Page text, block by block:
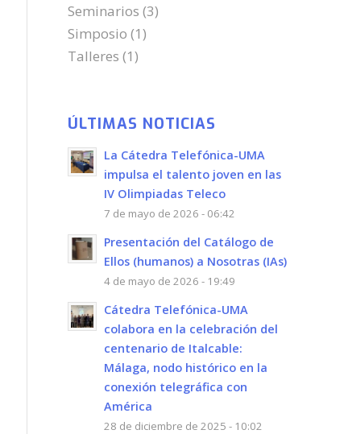
Seminarios (3)
Simposio (1)
Talleres (1)
ÚLTIMAS NOTICIAS
La Cátedra Telefónica-UMA
impulsa el talento joven en las
IV Olimpiadas Teleco
7 de mayo de 2026 - 06:42
Presentación del Catálogo de
Ellos (humanos) a Nosotras (IAs)
4 de mayo de 2026 - 19:49
Cátedra Telefónica-UMA
colabora en la celebración del
centenario de Italcable:
Málaga, nodo histórico en la
conexión telegráfica con
América
28 de diciembre de 2025 - 10:02